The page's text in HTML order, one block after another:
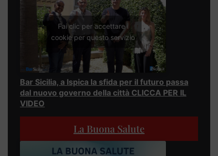
Fai clic per accettare i
cookie per questo servizio
Bar Sicilia, a Ispica la sfida per il futuro passa
dal nuovo governo della città CLICCA PER IL
VIDEO
La Buona Salute